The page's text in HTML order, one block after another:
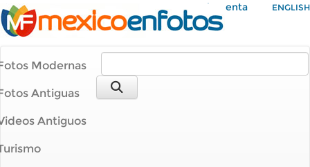
Mi Cuenta ENGLISH
Modernas
Antiguas
Antiguos